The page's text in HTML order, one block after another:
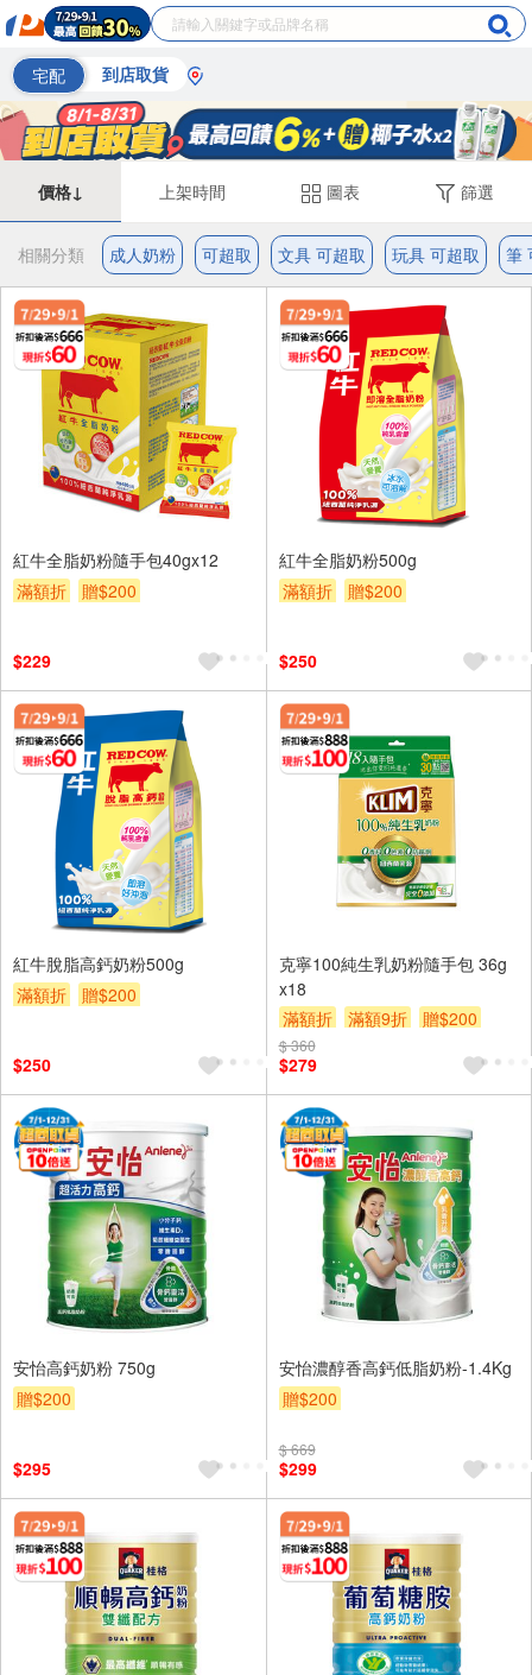
宅配 到店取貨
價格↓ 上架時間 圖表 篩選
相關分類 成人奶粉 可超取 文具 可超取 玩具 可超取 筆
紅牛全脂奶粉隨手包40gx12
滿額折
贈$200
$229
紅牛全脂奶粉500g
滿額折
贈$200
$250
紅牛脫脂高鈣奶粉500g
滿額折
贈$200
$250
克寧100純生乳奶粉隨手包 36g
x18
滿額折
滿額9折 贈$200
$ 360
$279
安怡高鈣奶粉 750g
贈$200
$295
安怡濃醇香高鈣低脂奶粉-1.4Kg
贈$200
$ 669
$299